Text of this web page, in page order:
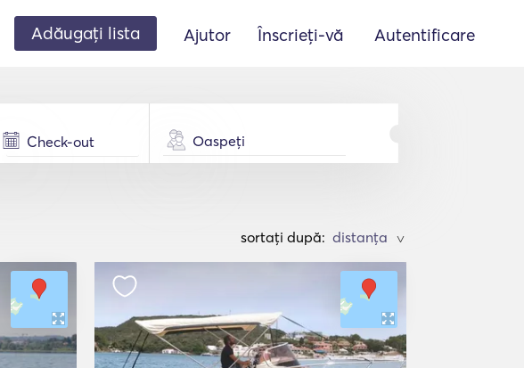
Adăugați lista Ajutor Înscrieți-vă Autentificare
Oaspeți
sortați după: >